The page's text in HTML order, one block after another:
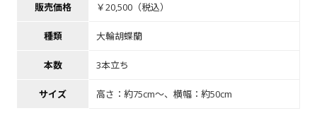
販売価格 ￥20,500（税込）
種類 大輪胡蝶蘭
本数 3本立ち
サイズ 高さ：約75cm～、横幅：約50cm